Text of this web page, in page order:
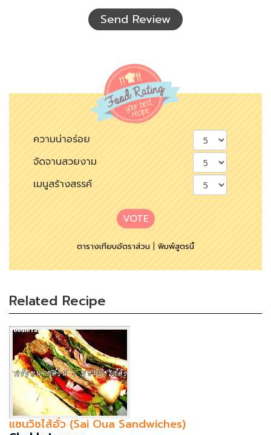
Send Review
ความน่าอร่อย
จัดจานสวยงาม
เมนูสร้างสรรค์
VOTE
ตารางเทียบอัตราส่วน|พิมพ์สูตรนี้
Related Recipe
แซนวิชไส้อั่ว (Sai Oua Sandwiches)